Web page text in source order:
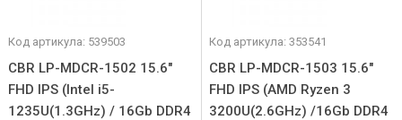
Код артикула: 539503
CBR LP-MDCR-1502 15.6"
FHD IPS (Intel i5-
1235U(1.3GHz) / 16Gb DDR4
Код артикула: 353541
CBR LP-MDCR-1503 15.6"
FHD IPS (AMD Ryzen 3
3200U(2.6GHz) /16Gb DDR4